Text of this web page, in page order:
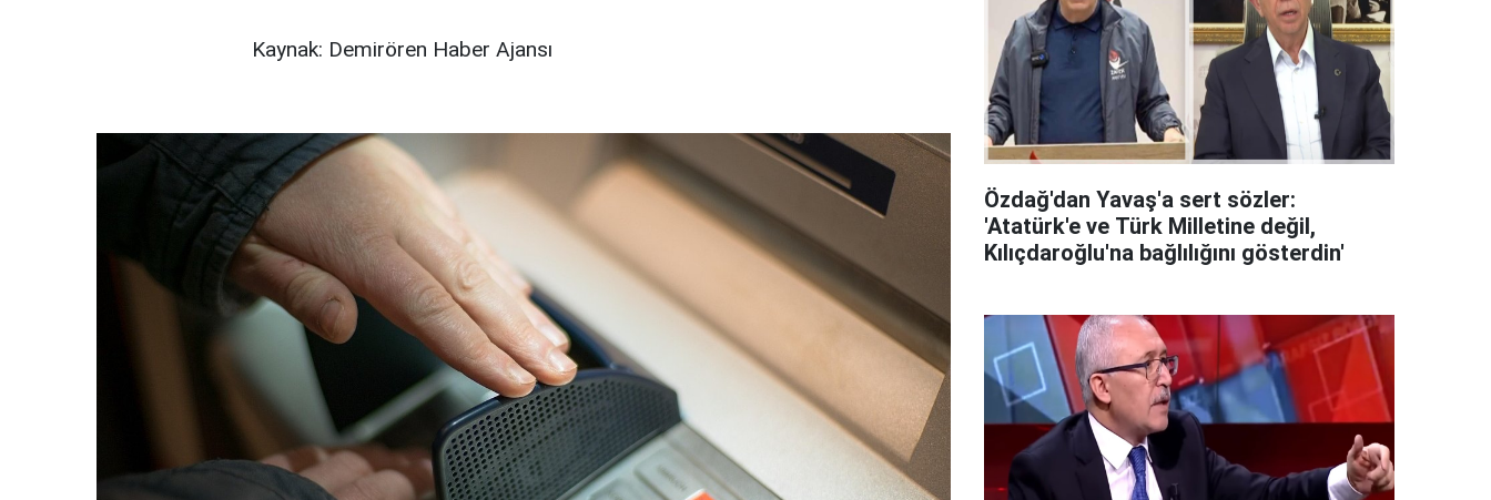
Kaynak: Demirören Haber Ajansı
Özdağ'dan Yavaş'a sert sözler:
'Atatürk'e ve Türk Milletine değil,
Kılıçdaroğlu'na bağlılığını gösterdin'